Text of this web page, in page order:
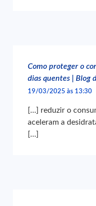
Como proteger o
dias quentes | Blog
19/03/2025 às 13:30
[…] reduzir o
aceleram a
[…]